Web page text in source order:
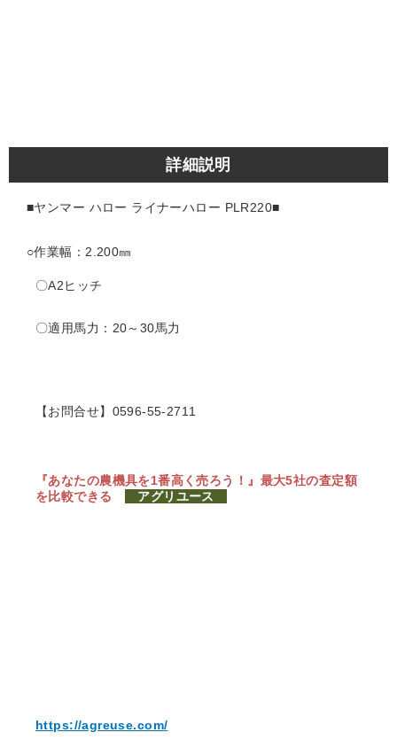
詳細説明
■ヤンマー ハロー ライナーハロー PLR220■
○作業幅：2.200㎜
〇A2ヒッチ
〇適用馬力：20～30馬力
【お問合せ】0596-55-2711
『あなたの農機具を1番高く売ろう！』 最大5社の査定額
を比較できる
アグリユース
https://agreuse.com/